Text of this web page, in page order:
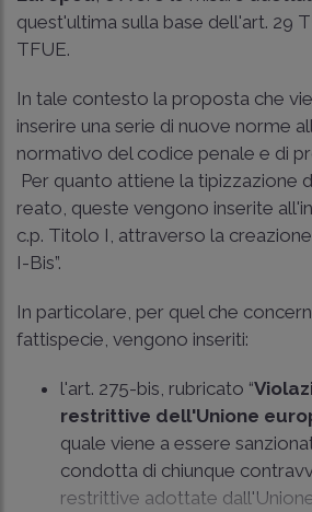
quest'ultima sulla base dell'art. 29
TFUE.
In tale contesto la proposta che
inserire una serie di nuove norme
normativo del codice penale e di
Per quanto attiene la tipizzazione
reato, queste vengono inserite
c.p. Titolo I, attraverso la
I-Bis”.
In particolare, per quel che
fattispecie, vengono inseriti:
l'art. 275-bis, rubricato “
restrittive dell'Unione
quale viene a essere
condotta di chiunque
restrittive adottate